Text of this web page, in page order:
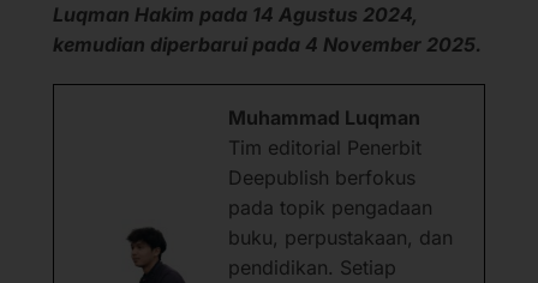
Luqman Hakim pada 14 Agustus 2024,
kemudian diperbarui pada 4 November 2025.
Muhammad Luqman
Tim editorial Penerbit
Deepublish berfokus
pada topik pengadaan
buku, perpustakaan, dan
pendidikan. Setiap